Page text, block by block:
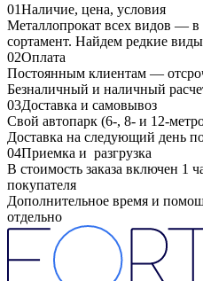
01Наличие, цена, условия
Металлопрокат всех видов —
сортамент. Найдем редкие виды
02Оплата
Постоянным клиентам —
Безналичный и наличный
03Доставка и самовывоз
Свой автопарк (6-, 8- и 12-
Доставка на следующий день
04Приемка и разгрузка
В стоимость заказа включен 1
покупателя
Дополнительное время и
отдельно